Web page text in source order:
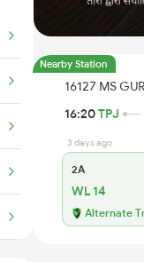
Nearby Station
16127 MS
16:20TPJ
3 days ago
2A
WL 14
Alternate